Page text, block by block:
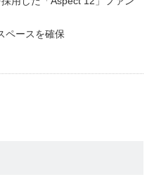
ペースを確保